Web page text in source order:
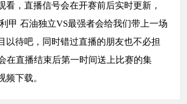
看，直播信号会在开赛前后实时更新，
甲 石油独立VS最强者会给我们带上一场
以待吧，同时错过直播的朋友也不必担
在直播结束后第一时间送上比赛的集
频下载。